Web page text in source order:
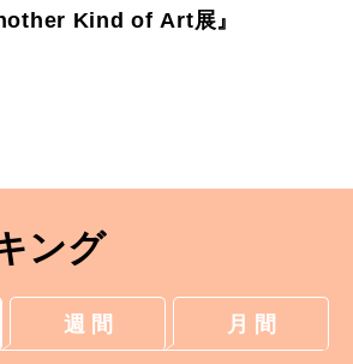
Kind of Art展』
ング
週 間 月 間